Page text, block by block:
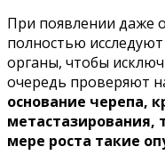
При появлении даже
полностью
органы, чтобы
очередь проверяют
основание черепа,
метастазирования,
мере роста такие